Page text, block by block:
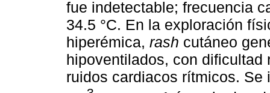
fue indetectable; frecuencia
34.5 °C. En la exploración
hiperémica, rash cutáneo
hipoventilados, con
ruidos cardiacos rítmicos.